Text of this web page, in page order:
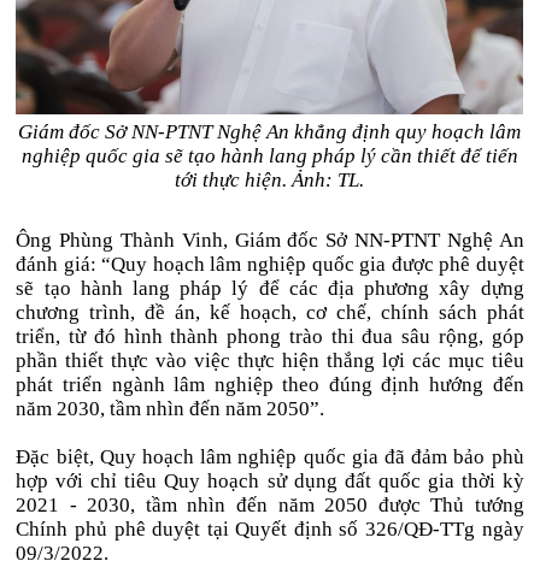
Giám đốc Sở NN-PTNT Nghệ An khẳng định quy hoạch lâm
nghiệp quốc gia sẽ tạo hành lang pháp lý cần thiết để tiến
tới thực hiện. Ảnh: TL.
Ông Phùng Thành Vinh, Giám đốc Sở NN-PTNT Nghệ An
đánh giá: “Quy hoạch lâm nghiệp quốc gia được phê duyệt
sẽ tạo hành lang pháp lý để các địa phương xây dựng
chương trình, đề án, kế hoạch, cơ chế, chính sách phát
triển, từ đó hình thành phong trào thi đua sâu rộng, góp
phần thiết thực vào việc thực hiện thắng lợi các mục tiêu
phát triển ngành lâm nghiệp theo đúng định hướng đến
năm 2030, tầm nhìn đến năm 2050”.
Đặc biệt, Quy hoạch lâm nghiệp quốc gia đã đảm bảo phù
hợp với chỉ tiêu Quy hoạch sử dụng đất quốc gia thời kỳ
2021 - 2030, tầm nhìn đến năm 2050 được Thủ tướng
Chính phủ phê duyệt tại Quyết định số 326/QĐ-TTg ngày
09/3/2022.